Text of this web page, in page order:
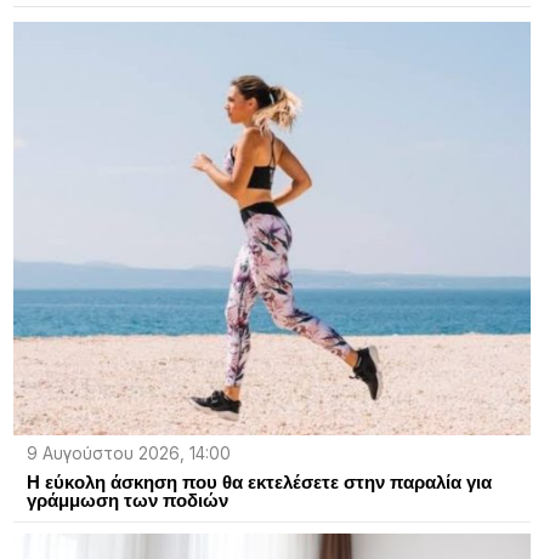
9 Αυγούστου 2026, 14:00
Η εύκολη άσκηση που θα εκτελέσετε στην παραλία για
γράμμωση των ποδιών